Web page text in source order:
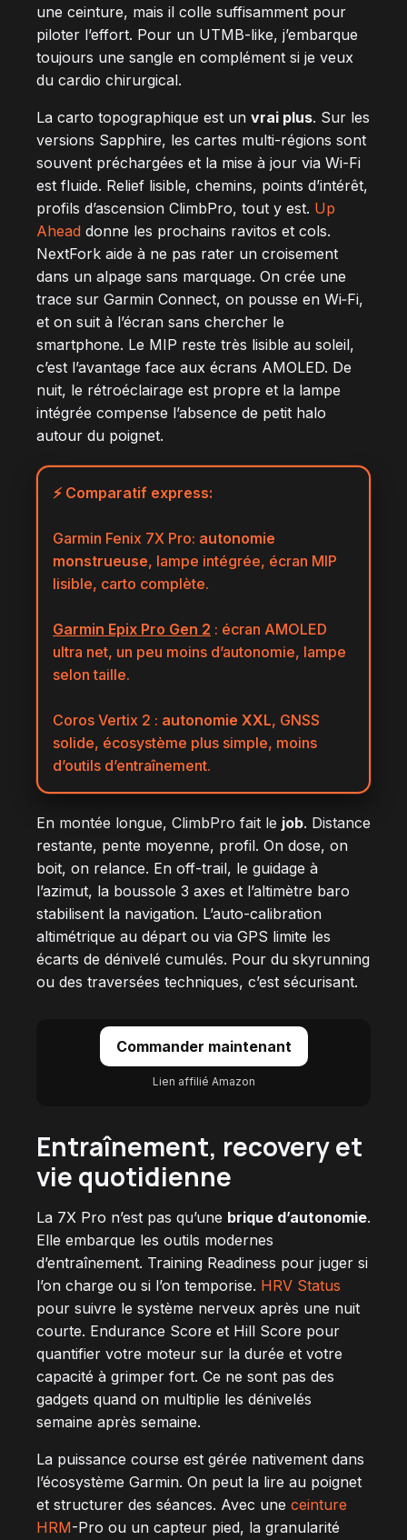
une ceinture, mais il colle suffisamment pour
piloter l’effort. Pour un UTMB-like, j’embarque
toujours une sangle en complément si je veux
du cardio chirurgical.
La carto topographique est un vrai plus. Sur les
versions Sapphire, les cartes multi-régions sont
souvent préchargées et la mise à jour via Wi-Fi
est fluide. Relief lisible, chemins, points d’intérêt,
profils d’ascension ClimbPro, tout y est. Up
Ahead donne les prochains ravitos et cols.
NextFork aide à ne pas rater un croisement
dans un alpage sans marquage. On crée une
trace sur Garmin Connect, on pousse en Wi‑Fi,
et on suit à l’écran sans chercher le
smartphone. Le MIP reste très lisible au soleil,
c’est l’avantage face aux écrans AMOLED. De
nuit, le rétroéclairage est propre et la lampe
intégrée compense l’absence de petit halo
autour du poignet.
⚡ Comparatif express:
Garmin Fenix 7X Pro: autonomie
monstrueuse, lampe intégrée, écran MIP
lisible, carto complète.
Garmin Epix Pro Gen 2 : écran AMOLED
ultra net, un peu moins d’autonomie, lampe
selon taille.
Coros Vertix 2 : autonomie XXL, GNSS
solide, écosystème plus simple, moins
d’outils d’entraînement.
En montée longue, ClimbPro fait le job. Distance
restante, pente moyenne, profil. On dose, on
boit, on relance. En off-trail, le guidage à
l’azimut, la boussole 3 axes et l’altimètre baro
stabilisent la navigation. L’auto-calibration
altimétrique au départ ou via GPS limite les
écarts de dénivelé cumulés. Pour du skyrunning
ou des traversées techniques, c’est sécurisant.
Commander maintenant
Lien affilié Amazon
Entraînement, recovery et
vie quotidienne
La 7X Pro n’est pas qu’une brique d’autonomie.
Elle embarque les outils modernes
d’entraînement. Training Readiness pour juger si
l’on charge ou si l’on temporise. HRV Status
pour suivre le système nerveux après une nuit
courte. Endurance Score et Hill Score pour
quantifier votre moteur sur la durée et votre
capacité à grimper fort. Ce ne sont pas des
gadgets quand on multiplie les dénivelés
semaine après semaine.
La puissance course est gérée nativement dans
l’écosystème Garmin. On peut la lire au poignet
et structurer des séances. Avec une ceinture
HRM-Pro ou un capteur pied, la granularité